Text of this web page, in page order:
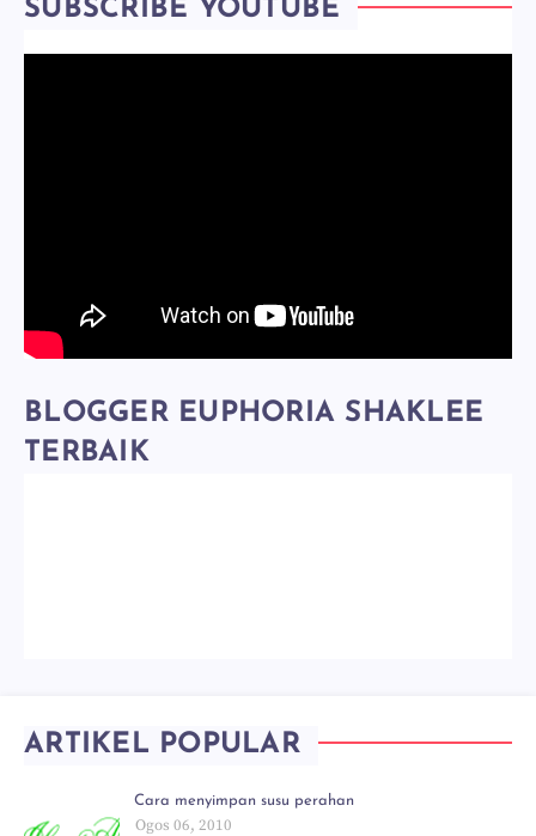
SUBSCRIBE YOUTUBE
BLOGGER EUPHORIA SHAKLEE
TERBAIK
ARTIKEL POPULAR
Cara menyimpan susu perahan
Ogos 06, 2010